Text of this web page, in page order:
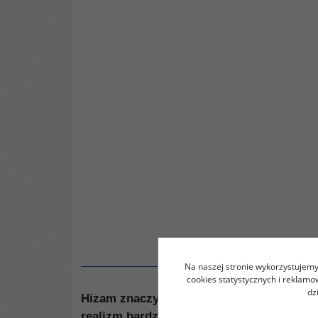
Hizam znaczy pas to pierwsza powieść
Na naszej stronie
cookies statystycznych i